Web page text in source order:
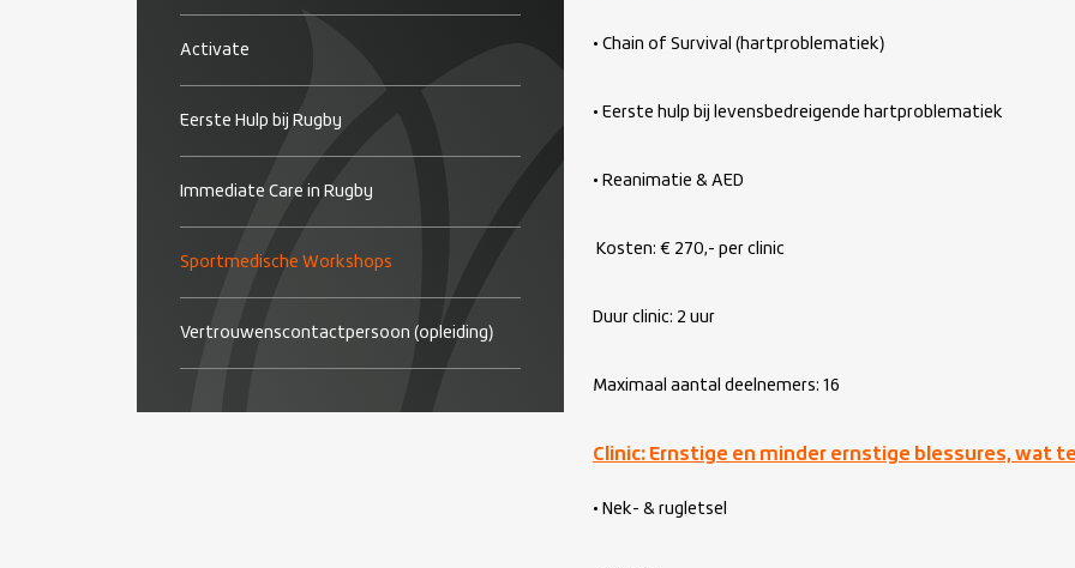
Activate
Eerste Hulp bij Rugby
Immediate Care in Rugby
Sportmedische Workshops
Vertrouwenscontactpersoon (opleiding)
• Chain of Survival (hartproblematiek)
• Eerste hulp bij levensbedreigende hartproblematiek
• Reanimatie & AED
Kosten: € 270,- per clinic
Duur clinic: 2 uur
Maximaal aantal deelnemers: 16
Clinic: Ernstige en minder ernstige blessures, wat te
• Nek- & rugletsel